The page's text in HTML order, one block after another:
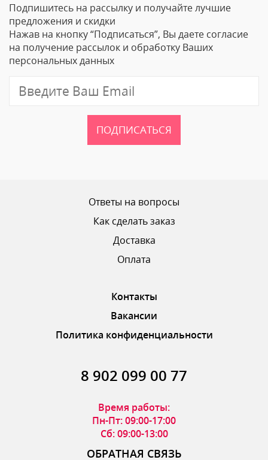
Отличная тушь! Прекрасно ложиться, в
течение дня не осыпается. Создает красивый
объем и изгиб. Пользуюсь несколько лет, с
тех пор, как она стоила рублей 80)
ОТПРАВИТЬ ОТЗЫВ
Подпишитесь на рассылку и получайте лучшие
предложения и скидки
Нажав на кнопку “Подписаться”, Вы даете согласие
на получение рассылок и обработку Ваших
персональных данных
ПОДПИСАТЬСЯ
Ответы на вопросы
Как сделать заказ
Доставка
Оплата
Контакты
Вакансии
Политика конфиденциальности
8 902 099 00 77
Время работы:
Пн-Пт: 09:00-17:00
Сб: 09:00-13:00
ОБРАТНАЯ СВЯЗЬ